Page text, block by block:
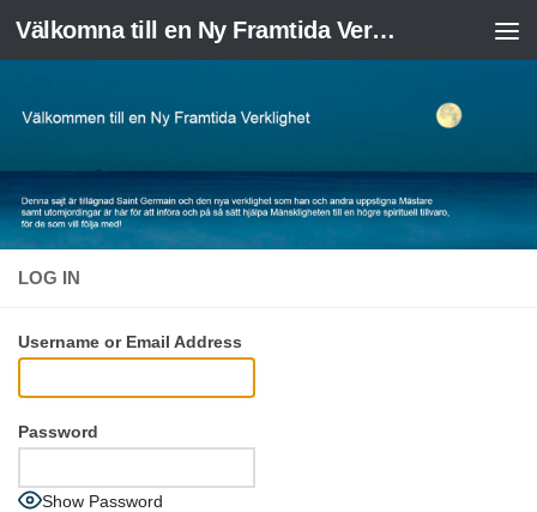
Skip to content Välkomna till en Ny Framtida Verklighet
LOG IN
Username or Email Address
Password
Show Password